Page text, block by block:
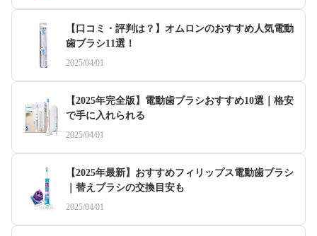
【口コミ・評判は？】オムロンのおすすめ人気電動
歯ブラシ11選！
2025/04/01
【2025年完全版】電動歯ブラシおすすめ10選｜格安
で手に入れられる
2025/04/01
【2025年最新】おすすめフィリップス電動歯ブラシ
｜替えブラシの交換目安も
2025/04/01